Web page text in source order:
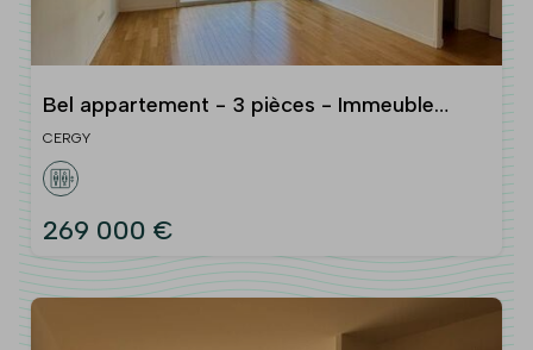
Bel appartement - 3 pièces - Immeuble
récent - Cergy
CERGY
269 000 €